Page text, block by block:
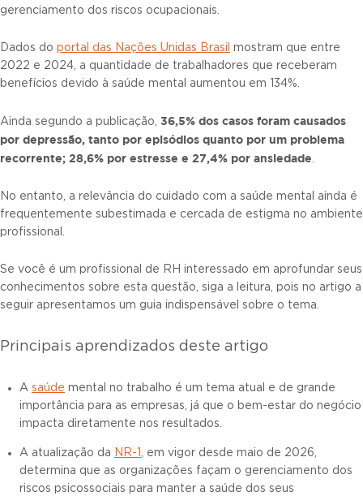
gerenciamento dos riscos ocupacionais.
Dados do portal das Nações Unidas Brasil mostram que entre
2022 e 2024, a quantidade de trabalhadores que receberam
benefícios devido à saúde mental aumentou em 134%.
Ainda segundo a publicação, 36,5% dos casos foram causados
por depressão, tanto por episódios quanto por um problema
recorrente; 28,6% por estresse e 27,4% por ansiedade.
No entanto, a relevância do cuidado com a saúde mental ainda é
frequentemente subestimada e cercada de estigma no ambiente
profissional.
Se você é um profissional de RH interessado em aprofundar seus
conhecimentos sobre esta questão, siga a leitura, pois no artigo a
seguir apresentamos um guia indispensável sobre o tema.
Principais aprendizados deste artigo
A saúde mental no trabalho é um tema atual e de grande
importância para as empresas, já que o bem-estar do negócio
impacta diretamente nos resultados.
A atualização da NR-1 , em vigor desde maio de 2026,
determina que as organizações façam o gerenciamento dos
riscos psicossociais para manter a saúde dos seus